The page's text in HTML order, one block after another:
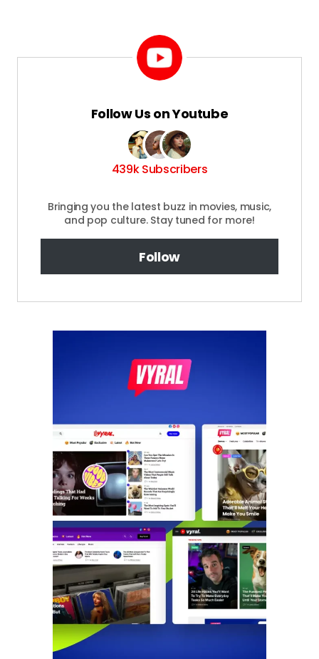
Follow Us on Youtube
439k Subscribers
Bringing you the latest buzz in movies, music,
and pop culture. Stay tuned for more!
Follow